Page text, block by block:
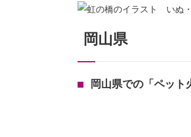
岡山県
岡山県での「ペッ